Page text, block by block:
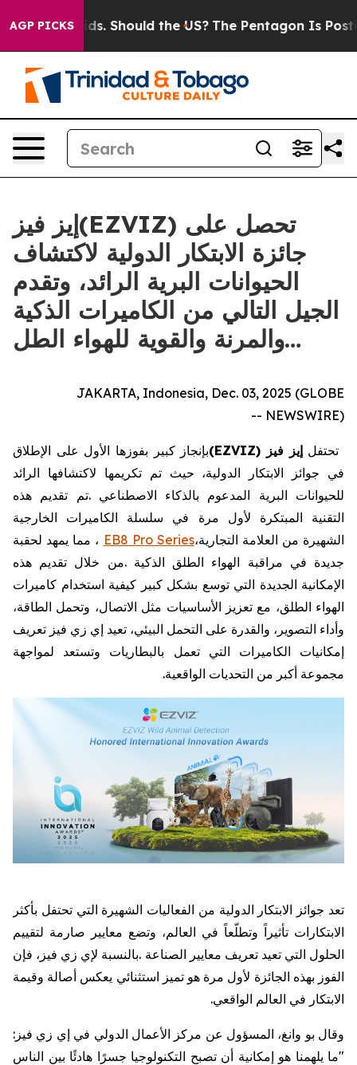
AGP PICKS
Kids. Should the US? The Pentagon Is Posting
إيز فيز(EZVIZ) تحصل على
جائزة الابتكار الدولية لاكتشاف
الحيوانات البرية الرائد، وتقدم
الجيل التالي من الكاميرات الذكية
والمرنة والقوية للهواء الطل…
JAKARTA, Indonesia, Dec. 03, 2025 (GLOBE
NEWSWIRE) --
تحتفل إيز فيز (EZVIZ) بإنجاز كبير بفوزها الأول على الإطلاق
في جوائز الابتكار الدولية، حيث تم تكريمها لاكتشافها الرائد
للحيوانات البرية المدعوم بالذكاء الاصطناعي .تم تقديم هذه
التقنية
المبتكرة لأول مرة في سلسلة الكاميرات
الخارجية
الشهيرة من العلامة التجارية،EB8 Pro Series ، مما يمهد لحقبة
جديدة في مراقبة الهواء الطلق الذكية .من خلال تقديم هذه
الإمكانية الجديدة التي توسع بشكل كبير كيفية استخدام كاميرات
الهواء الطلق، مع تعزيز الأساسيات مثل الاتصال، وتحمل الطاقة،
وأداء التصوير، والقدرة على التحمل البيئي، تعيد إي زي فيز تعريف
إمكانيات
الكاميرات التي تعمل بالبطاريات وتستعد
لمواجهة
مجموعة أكبر من التحديات الواقعية.
تعد جوائز الابتكار الدولية من الفعاليات الشهيرة التي تحتفل بأكثر
الابتكارات تأثيراً وتطلّعاً في العالم، وتضع معايير صارمة لتقييم
الحلول التي تعيد تعريف معايير الصناعة .بالنسبة لإي زي فيز، فإن
الفوز بهذه الجائزة لأول مرة هو تميز استثنائي يعكس أصالة وقيمة
الابتكار في العالم الواقعي.
وقال بو وانغ، المسؤول عن مركز الأعمال الدولي في إي زي فيز :
"ما يلهمنا هو إمكانية أن تصبح التكنولوجيا جسرًا هادئًا بين الناس